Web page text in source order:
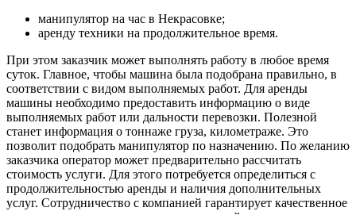
манипулятор на час в Некрасовке;
аренду техники на продолжительное время.
При этом заказчик может выполнять работу в любое время
суток. Главное, чтобы машина была подобрана правильно, в
соответствии с видом выполняемых работ. Для аренды
машины необходимо предоставить информацию о виде
выполняемых работ или дальности перевозки. Полезной
станет информация о тоннаже груза, километраже. Это
позволит подобрать манипулятор по назначению. По желанию
заказчика оператор может предварительно рассчитать
стоимость услуги. Для этого потребуется определиться с
продолжительностью аренды и наличия дополнительных
услуг. Сотрудничество с компанией гарантирует качественное